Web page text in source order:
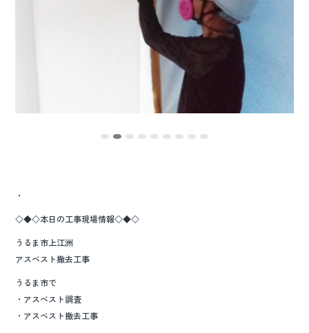
・
◇◆◇本日の工事現場情報◇◆◇
うるま市上江洲
アスベスト撤去工事
うるま市で
・アスベスト調査
・アスベスト撤去工事